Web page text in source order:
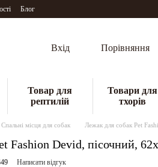
Блог
Вхід Порівняння
Товар для
рептилій
Товари для
тхорів
Спальні місця для собак Лежак для собак Pet
Fashion Devid, пісочний,
Написати відгук